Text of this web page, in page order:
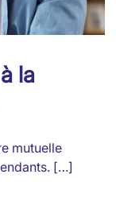
la
mutuelle
[…]